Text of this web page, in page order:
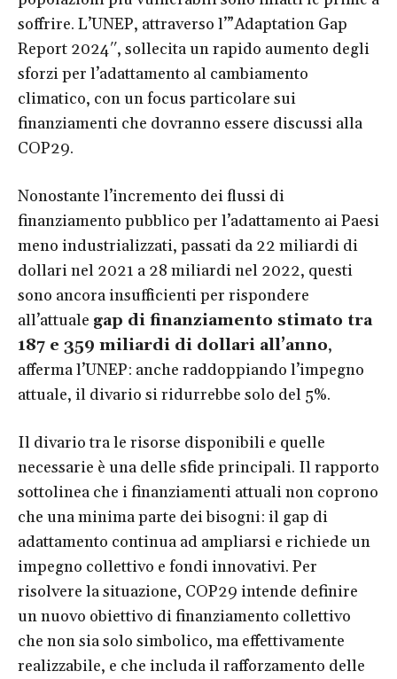
soffrire. L’UNEP, attraverso l’”Adaptation Gap
Report 2024″, sollecita un rapido aumento degli
sforzi per l’adattamento al cambiamento
climatico, con un focus particolare sui
finanziamenti che dovranno essere discussi alla
COP29.
Nonostante l’incremento dei flussi di
finanziamento pubblico per l’adattamento ai Paesi
meno industrializzati, passati da 22 miliardi di
dollari nel 2021 a 28 miliardi nel 2022, questi
sono ancora insufficienti per rispondere
all’attuale gap di finanziamento stimato tra
187 e 359 miliardi di dollari all’anno,
afferma l’UNEP: anche raddoppiando l’impegno
attuale, il divario si ridurrebbe solo del 5%.
Il divario tra le risorse disponibili e quelle
necessarie è una delle sfide principali. Il rapporto
sottolinea che i finanziamenti attuali non coprono
che una minima parte dei bisogni: il gap di
adattamento continua ad ampliarsi e richiede un
impegno collettivo e fondi innovativi. Per
risolvere la situazione, COP29 intende definire
un nuovo obiettivo di finanziamento collettivo
che non sia solo simbolico, ma effettivamente
realizzabile, e che includa il rafforzamento delle